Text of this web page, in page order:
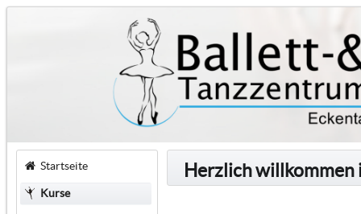
Startseite
Kurse
Herzlich